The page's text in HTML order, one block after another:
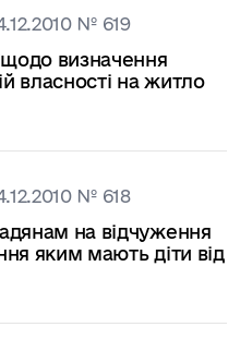
№ 619
визначення
власності на житло
№ 618
на відчуження
яким мають діти від